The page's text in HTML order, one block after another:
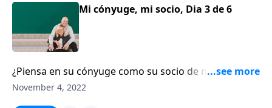
Mi cónyuge, mi socio, Dia 3 de 6
¿Piensa en su cónyuge como su socio de negocios?
Kevin Thompson cree que esposos y esposas son
November 4, 2022